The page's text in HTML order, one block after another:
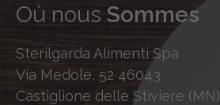
Où nous Sommes
Sterilgarda Alimenti Spa
Via Medole, 52 46043
Castiglione delle Stiviere (MN)